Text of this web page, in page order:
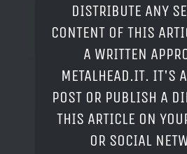
DISTRIBUTE ANY
CONTENT OF THIS
A WRITTEN
METALHEAD.IT. IT'S
POST OR PUBLISH A
THIS ARTICLE ON
OR SOCIAL